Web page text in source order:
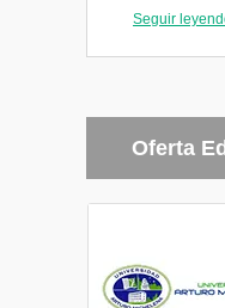
ACTIVIDAD
PRELAC.
IAM233
ELE243
ESG233
-
Seguir
Oferta